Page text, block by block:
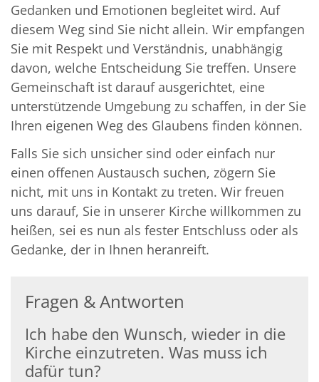
Gedanken und Emotionen begleitet wird. Auf
diesem Weg sind Sie nicht allein. Wir empfangen
Sie mit Respekt und Verständnis, unabhängig
davon, welche Entscheidung Sie treffen. Unsere
Gemeinschaft ist darauf ausgerichtet, eine
unterstützende Umgebung zu schaffen, in der Sie
Ihren eigenen Weg des Glaubens finden können.
Falls Sie sich unsicher sind oder einfach nur
einen offenen Austausch suchen, zögern Sie
nicht, mit uns in Kontakt zu treten. Wir freuen
uns darauf, Sie in unserer Kirche willkommen zu
heißen, sei es nun als fester Entschluss oder als
Gedanke, der in Ihnen heranreift.
Fragen & Antworten
Ich habe den Wunsch, wieder in die
Kirche einzutreten. Was muss ich
dafür tun?